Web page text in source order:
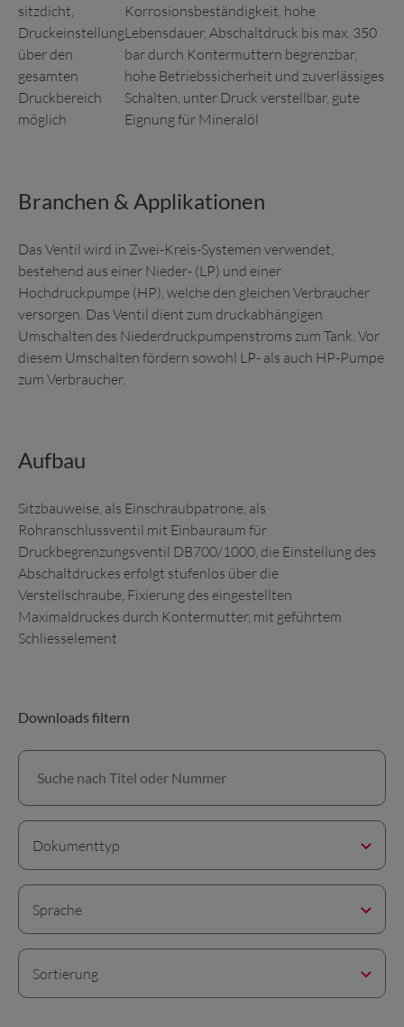
sitzdicht,
Druckeinstellung
über den
gesamten
Druckbereich
möglich
Korrosionsbeständigkeit, hohe
Lebensdauer, Abschaltdruck bis max. 350
bar durch Kontermuttern begrenzbar,
hohe Betriebssicherheit und zuverlässiges
Schalten, unter Druck verstellbar, gute
Eignung für Mineralöl
Branchen & Applikationen
Das Ventil wird in Zwei-Kreis-Systemen verwendet,
bestehend aus einer Nieder- (LP) und einer
Hochdruckpumpe (HP), welche den gleichen Verbraucher
versorgen. Das Ventil dient zum druckabhängigen
Umschalten des Niederdruckpumpenstroms zum Tank. Vor
diesem Umschalten fördern sowohl LP- als auch HP-Pumpe
zum Verbraucher.
Aufbau
Sitzbauweise, als Einschraubpatrone, als
Rohranschlussventil mit Einbauraum für
Druckbegrenzungsventil DB700/1000, die Einstellung des
Abschaltdruckes erfolgt stufenlos über die
Verstellschraube, Fixierung des eingestellten
Maximaldruckes durch Kontermutter, mit geführtem
Schliesselement
Downloads filtern
Suche nach Titel oder Nummer
Dokumenttyp
Sprache
Sortierung